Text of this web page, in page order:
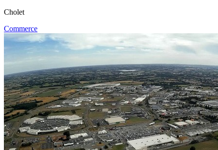
Cholet
Commerce